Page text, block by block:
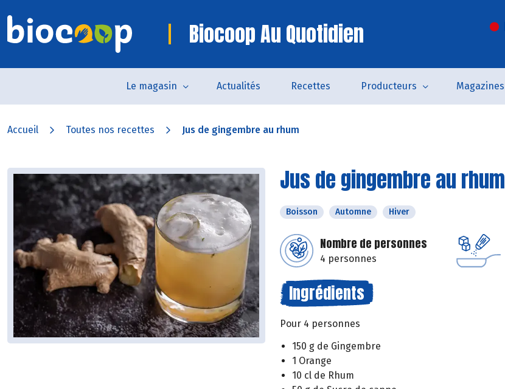
Biocoop Au Quotidien
Le magasin Actualités Recettes Producteurs Magazines
Accueil Toutes nos recettes Jus de gingembre au rhum
Jus de gingembre au rhum
Boisson Automne Hiver
Nombre de personnes
4 personnes
Ingrédients
Pour 4 personnes
150 g de Gingembre
1 Orange
10 cl de Rhum